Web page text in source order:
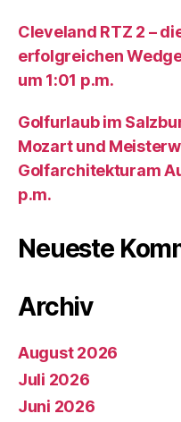
Cleveland RTZ 2 –
erfolgreichen
um 1:01 p.m.
Golfurlaub im
Mozart und
Golfarchitekturam
p.m.
Neueste
Archiv
August 2026
Juli 2026
Juni 2026